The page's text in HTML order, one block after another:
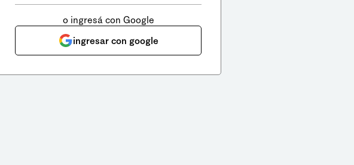
o ingresá con Google
ingresar con google